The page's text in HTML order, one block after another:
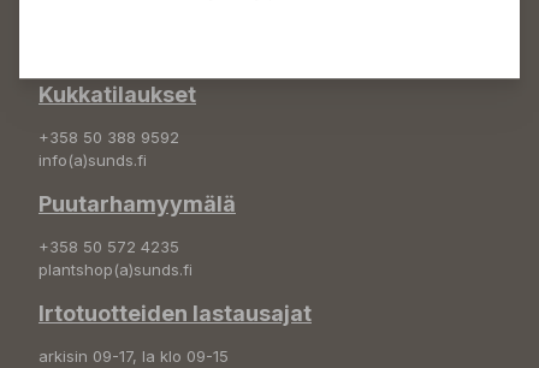
Kukkatilaukset
+358 50 388 9592
info(a)sunds.fi
Puutarhamyymälä
+358 50 572 4235
plantshop(a)sunds.fi
Irtotuotteiden lastausajat
arkisin 09-17, la klo 09-15